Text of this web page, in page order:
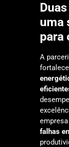
uma
para
A
falhas